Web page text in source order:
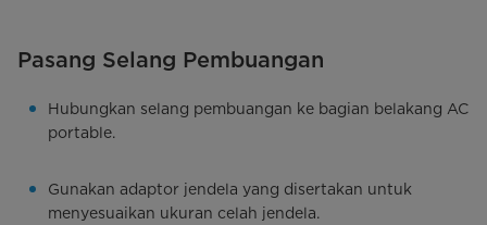
Pasang Selang Pembuangan
Hubungkan selang pembuangan ke bagian belakang AC
portable.
Gunakan adaptor jendela yang disertakan untuk
menyesuaikan ukuran celah jendela.